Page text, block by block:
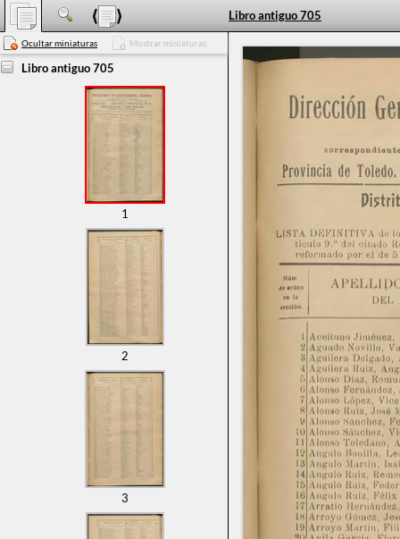
Libro antiguo 705
Ocultar miniaturas Mostrar miniaturas
Libro antiguo 705
1
2
3